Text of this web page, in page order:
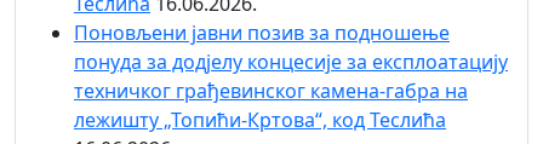
Поновљени јавни позив за подношење
понуда за додјелу концесије за експлоатацију
техничког грађевинског камена-габра на
лежишту „Топићи-Кртова“, код Теслића